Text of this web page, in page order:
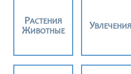
РАСТЕНИЯ
ЖИВОТНЫЕ
УВЛЕЧЕНИЯ